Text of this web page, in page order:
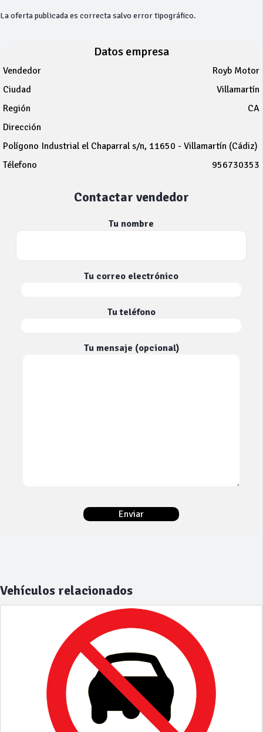
La oferta publicada es correcta salvo error tipográfico.
Datos empresa
Vendedor
Royb Motor
Ciudad
Villamartín
Región
CA
Dirección
Polígono Industrial el Chaparral s/n, 11650 - Villamartín (Cádiz)
Télefono
956730353
Contactar vendedor
Tu nombre
Tu correo electrónico
Tu teléfono
Tu mensaje (opcional)
Vehículos relacionados